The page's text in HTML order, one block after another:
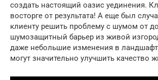
создать настоящий оазис уединения.
восторге от результата! А еще был
клиенту решить проблему с шумом от
шумозащитный барьер из живой
даже небольшие изменения в
могут значительно улучшить качество